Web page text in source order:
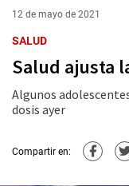
12 de mayo de 2021
SALUD
Salud ajusta
Algunos
dosis ayer
Compartir en: